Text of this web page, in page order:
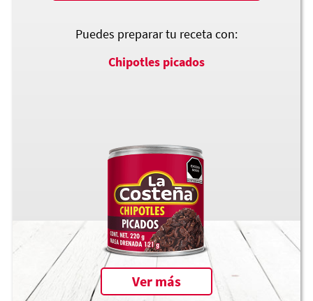
Puedes preparar tu receta con:
Chipotles picados
Ver más